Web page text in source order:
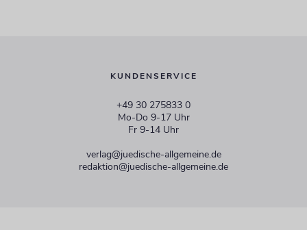
KUNDENSERVICE
+49 30 275833 0
Mo-Do 9-17 Uhr
Fr 9-14 Uhr
verlag@juedische-allgemeine.de
redaktion@juedische-allgemeine.de